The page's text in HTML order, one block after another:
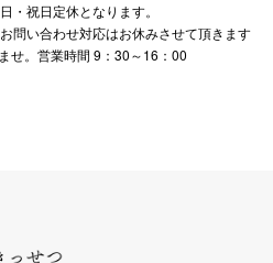
・祝日定休となります。
問い合わせ対応はお休みさせて頂きます
せ。営業時間 9：30～16：00